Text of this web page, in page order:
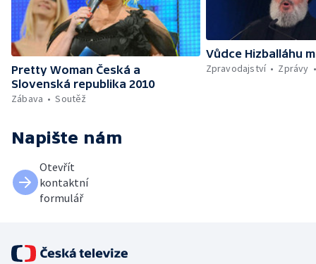
Pretty Woman Česká a
Slovenská republika 2010
Zábava
Soutěž
Vůdce Hizballáhu
Zpravodajství
Zprávy
Napište nám
Otevřít
kontaktní
formulář